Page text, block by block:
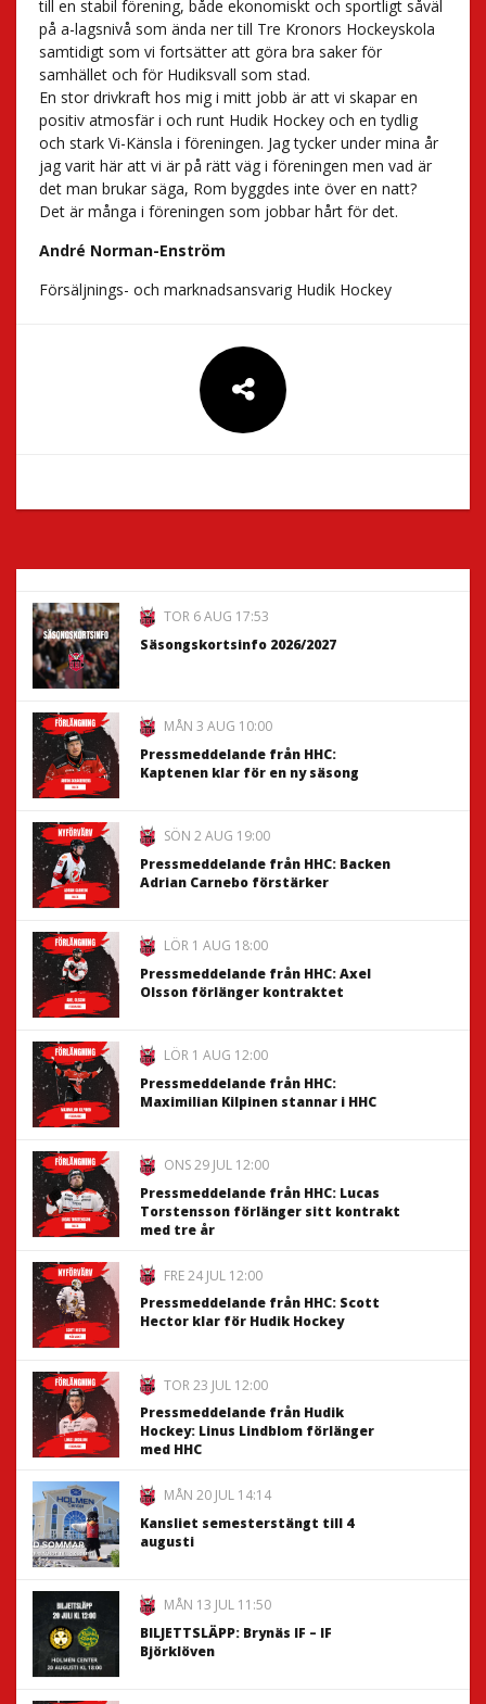
till en stabil förening, både ekonomiskt och sportligt såväl
på a-lagsnivå som ända ner till Tre Kronors Hockeyskola
samtidigt som vi fortsätter att göra bra saker för
samhället och för Hudiksvall som stad.
En stor drivkraft hos mig i mitt jobb är att vi skapar en
positiv atmosfär i och runt Hudik Hockey och en tydlig
och stark Vi-Känsla i föreningen. Jag tycker under mina år
jag varit här att vi är på rätt väg i föreningen men vad är
det man brukar säga, Rom byggdes inte över en natt?
Det är många i föreningen som jobbar hårt för det.
André Norman-Enström
Försäljnings- och marknadsansvarig Hudik Hockey
TOR 6 AUG 17:53
Säsongskortsinfo 2026/2027
MÅN 3 AUG 10:00
Pressmeddelande från HHC:
Kaptenen klar för en ny säsong
SÖN 2 AUG 19:00
Pressmeddelande från HHC: Backen
Adrian Carnebo förstärker
LÖR 1 AUG 18:00
Pressmeddelande från HHC: Axel
Olsson förlänger kontraktet
LÖR 1 AUG 12:00
Pressmeddelande från HHC:
Maximilian Kilpinen stannar i HHC
ONS 29 JUL 12:00
Pressmeddelande från HHC: Lucas
Torstensson förlänger sitt kontrakt
med tre år
FRE 24 JUL 12:00
Pressmeddelande från HHC: Scott
Hector klar för Hudik Hockey
TOR 23 JUL 12:00
Pressmeddelande från Hudik
Hockey: Linus Lindblom förlänger
med HHC
MÅN 20 JUL 14:14
Kansliet semesterstängt till 4
augusti
MÅN 13 JUL 11:50
BILJETTSLÄPP: Brynäs IF – IF
Björklöven